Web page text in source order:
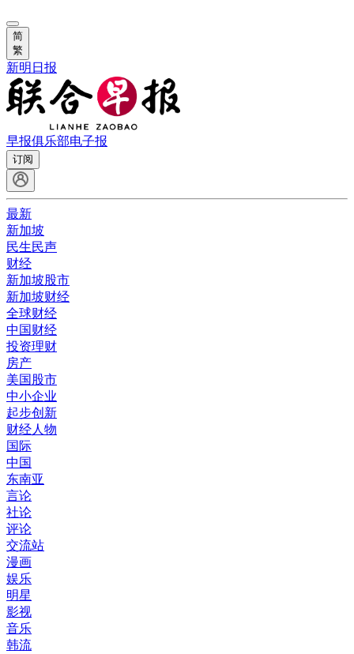
简
繁
新明日报
早报俱乐部电子报
订阅
最新
新加坡
民生民声
财经
新加坡股市
新加坡财经
全球财经
中国财经
投资理财
房产
美国股市
中小企业
起步创新
财经人物
国际
中国
东南亚
言论
社论
评论
交流站
漫画
娱乐
明星
影视
音乐
韩流